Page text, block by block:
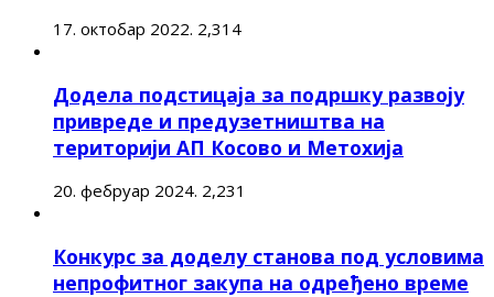
17. октобар 2022. 2,314
Додела подстицаја за подршку развоју
привреде и предузетништва на
територији АП Косово и Метохија
20. фебруар 2024. 2,231
Конкурс за доделу станова под условима
непрофитног закупа на одређено време